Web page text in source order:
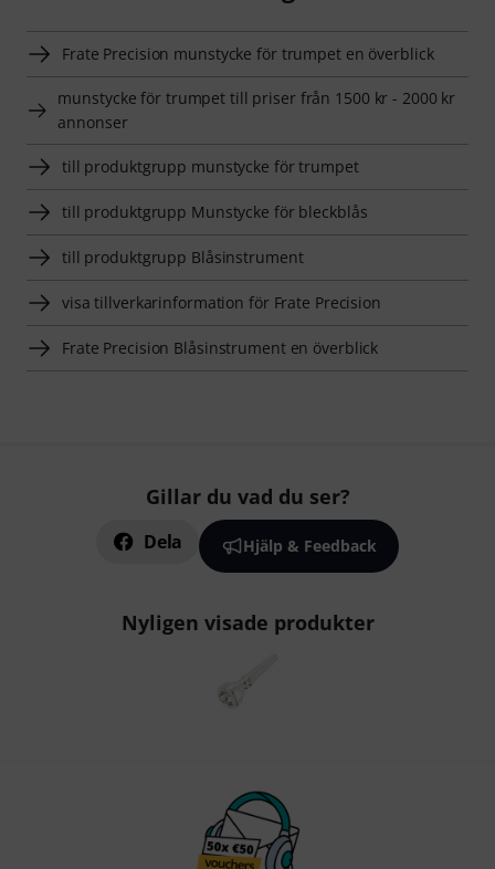
Frate Precision munstycke för trumpet en överblick
munstycke för trumpet till priser från 1500 kr - 2000 kr
annonser
till produktgrupp munstycke för trumpet
till produktgrupp Munstycke för bleckblås
till produktgrupp Blåsinstrument
visa tillverkarinformation för Frate Precision
Frate Precision Blåsinstrument en överblick
Gillar du vad du ser?
Dela Hjälp & Feedback
Nyligen visade produkter